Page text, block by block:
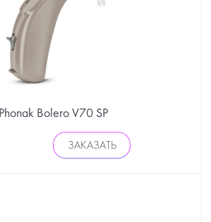
Phonak Bolero V70 SP
ЗАКАЗАТЬ